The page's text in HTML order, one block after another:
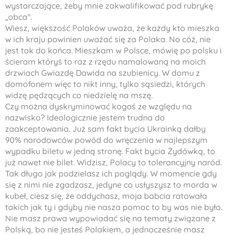
wystarczające, żeby mnie zakwalifikować pod rubrykę
„obca".
Wiesz, większość Polaków uważa, że każdy kto mieszka
w ich kraju powinien uważać się za Polaka. No cóż, nie
jest tak do końca. Mieszkam w Polsce, mówię po polsku i
ścieram któryś to raz z rzędu namalowaną na moich
drzwiach Gwiazdę Dawida na szubienicy. W domu z
domofonem więc to nikt inny, tylko sąsiedzi, których
widzę pędzących co niedzielę na mszę.
Czy można dyskryminować kogoś ze względu na
nazwisko? Ideologicznie jestem trudna do
zaakceptowania. Już sam fakt bycia Ukrainką dałby
90% narodowców powód do wręczenia w najlepszym
wypadku biletu w jedną stronę. Fakt bycia Żydówką, to
już nawet nie bilet. Widzisz, Polacy to tolerancyjny naród.
Tak długo jak podzielasz ich poglądy. W momencie gdy
się z nimi nie zgadzasz, jedyne co usłyszysz to morda w
kubeł, ciesz się, że oddychasz, moja babcia ratowała
takich jak ty i gdyby nie nasza pomoc to by was nie było.
Nie masz prawa wypowiadać się na tematy związane z
Polską, bo nie jesteś Polakiem, a jednocześnie masz